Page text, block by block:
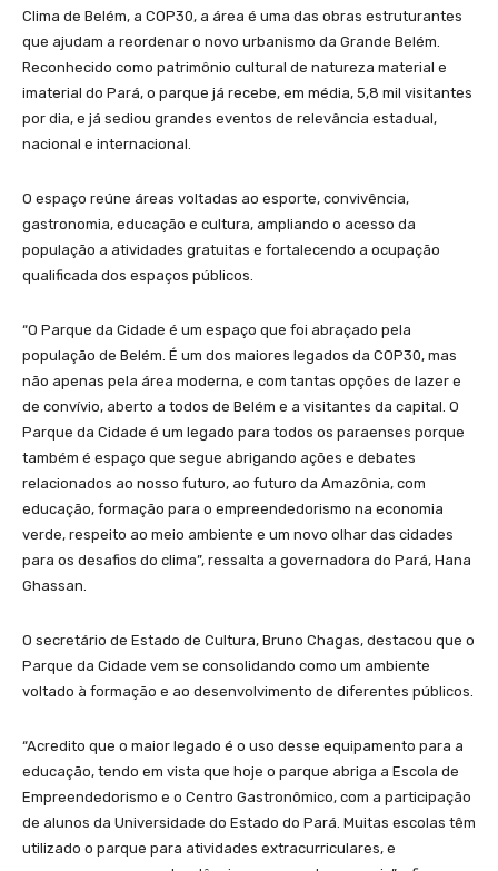
Clima de Belém, a COP30, a área é uma das obras estruturantes
que ajudam a reordenar o novo urbanismo da Grande Belém.
Reconhecido como patrimônio cultural de natureza material e
imaterial do Pará, o parque já recebe, em média, 5,8 mil visitantes
por dia, e já sediou grandes eventos de relevância estadual,
nacional e internacional.
O espaço reúne áreas voltadas ao esporte, convivência,
gastronomia, educação e cultura, ampliando o acesso da
população a atividades gratuitas e fortalecendo a ocupação
qualificada dos espaços públicos.
“O Parque da Cidade é um espaço que foi abraçado pela
população de Belém. É um dos maiores legados da COP30, mas
não apenas pela área moderna, e com tantas opções de lazer e
de convívio, aberto a todos de Belém e a visitantes da capital. O
Parque da Cidade é um legado para todos os paraenses porque
também é espaço que segue abrigando ações e debates
relacionados ao nosso futuro, ao futuro da Amazônia, com
educação, formação para o empreendedorismo na economia
verde, respeito ao meio ambiente e um novo olhar das cidades
para os desafios do clima”, ressalta a governadora do Pará, Hana
Ghassan.
O secretário de Estado de Cultura, Bruno Chagas, destacou que o
Parque da Cidade vem se consolidando como um ambiente
voltado à formação e ao desenvolvimento de diferentes públicos.
“Acredito que o maior legado é o uso desse equipamento para a
educação, tendo em vista que hoje o parque abriga a Escola de
Empreendedorismo e o Centro Gastronômico, com a participação
de alunos da Universidade do Estado do Pará. Muitas escolas têm
utilizado o parque para atividades extracurriculares, e